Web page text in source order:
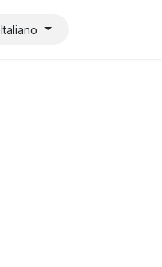
Italiano